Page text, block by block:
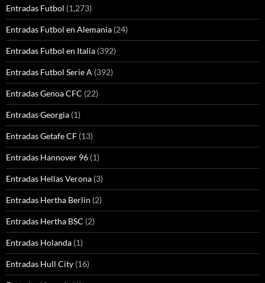
Entradas Futbol (1,273)
Entradas Futbol en Alemania (24)
Entradas Futbol en Italia (392)
Entradas Futbol Serie A (392)
Entradas Genoa CFC (22)
Entradas Georgia (1)
Entradas Getafe CF (13)
Entradas Hannover 96 (1)
Entradas Hellas Verona (3)
Entradas Hertha Berlin (2)
Entradas Hertha BSC (2)
Entradas Holanda (1)
Entradas Hull City (16)